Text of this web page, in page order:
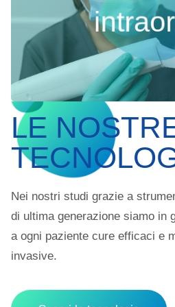
acquisiremo la tua impronta
secondi e
Vai alla
LE
Nei nostri studi grazie a
di ultima generazione siamo in
a ogni paziente cure efficaci e
invasive.